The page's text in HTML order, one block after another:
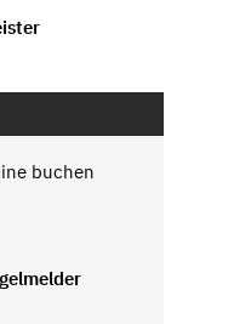
buchen